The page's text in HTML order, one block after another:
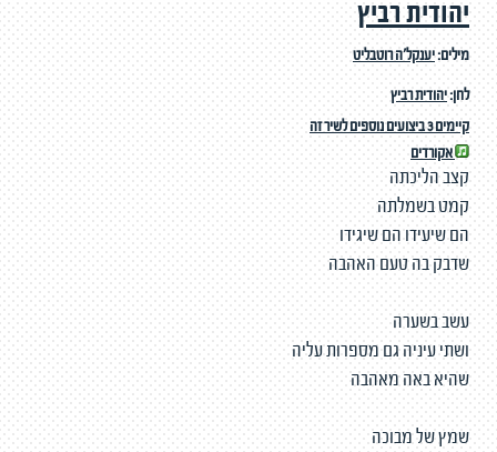
יהודית רביץ
מילים:יענקל'ה רוטבליט
לחן:יהודית רביץ
קיימים 3 ביצועים נוספים לשיר זה
אקורדים
קצב הליכתה
קמט בשמלתה
הם שיעידו הם שיגידו
שדבק בה טעם האהבה
עשב בשערה
ושתי עיניה גם מספרות עליה
שהיא באה מאהבה
שמץ של מבוכה